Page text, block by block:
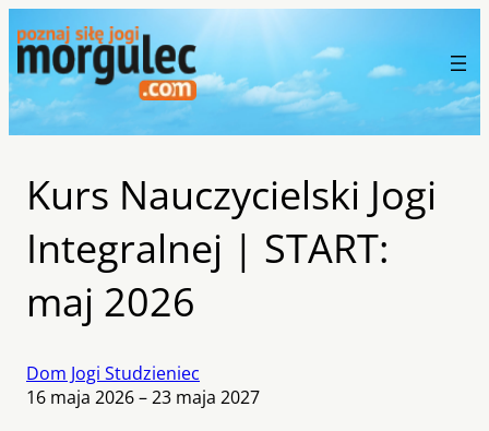
Kurs Nauczycielski Jogi
Integralnej | START:
maj 2026
Dom Jogi Studzieniec
16 maja 2026 – 23 maja 2027